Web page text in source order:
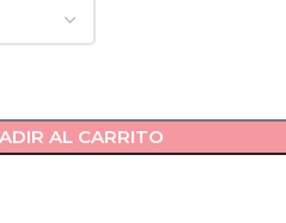
AL CARRITO